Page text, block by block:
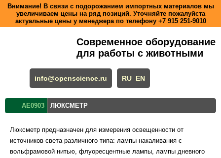
Внимание! В связи с подорожанием импортных материалов мы
увеличиваем цены на ряд позиций. Уточняйте пожалуйста
актуальные цены у менеджера по телефону +7 915 251-9010
Современное оборудование
для работы с животными
info@openscience.ru RU EN
AE0903 ЛЮКСМЕТР
Люксметр предназначен для измерения освещенности от
источников света различного типа: лампы накаливания с
вольфрамовой нитью, флуоресцентные лампы, лампы дневного